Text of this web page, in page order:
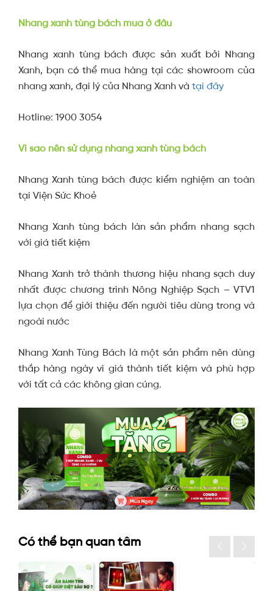
Nhang xanh tùng bách mua ở đâu
Nhang xanh tùng bách được sản xuất bởi Nhang
Xanh, bạn có thể mua hàng tại các showroom của
nhang xanh, đại lý của Nhang Xanh và tại đây
Hotline: 1900 3054
Vì sao nên sử dụng nhang xanh tùng bách
Nhang Xanh tùng bách được kiểm nghiệm an toàn
tại Viện Sức Khoẻ
Nhang Xanh tùng bách làn sản phẩm nhang sạch
với giá tiết kiệm
Nhang Xanh trở thành thương hiệu nhang sạch duy
nhất được chương trình Nông Nghiệp Sạch – VTV1
lựa chọn để giới thiệu đến người tiêu dùng trong và
ngoài nước
Nhang Xanh Tùng Bách là một sản phẩm nên dùng
thắp hàng ngày vì giá thành tiết kiệm và phù hợp
với tất cả các không gian cúng.
Có thể bạn quan tâm